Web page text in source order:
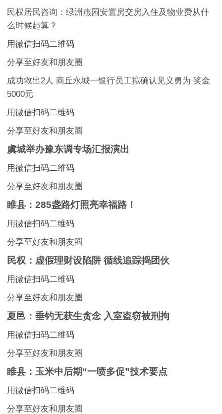
民权居民咨询：绿洲燕园安置房交房入住及物业费从什
么时候起算？
用微信扫码二维码
分享至好友和朋友圈
成功救出2人 商丘永城一银行员工拟确认见义勇为 奖金
5000元
用微信扫码二维码
分享至好友和朋友圈
虞城举办豫东调专场汇报演出
用微信扫码二维码
分享至好友和朋友圈
睢县：285盏路灯照亮幸福路！
用微信扫码二维码
分享至好友和朋友圈
民权：虚假理财设陷阱 循线追踪捣团伙
用微信扫码二维码
分享至好友和朋友圈
夏邑：垂钓无获生贪念 入室盗窃被刑拘
用微信扫码二维码
分享至好友和朋友圈
睢县：玉米中后期“一喷多促”技术要点
用微信扫码二维码
分享至好友和朋友圈